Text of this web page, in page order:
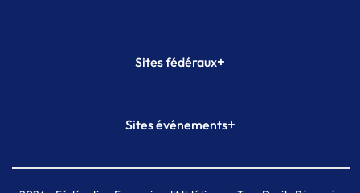
Sites fédéraux+
Plateforme Formation
Sites événements+
Meeting de Paris indoor